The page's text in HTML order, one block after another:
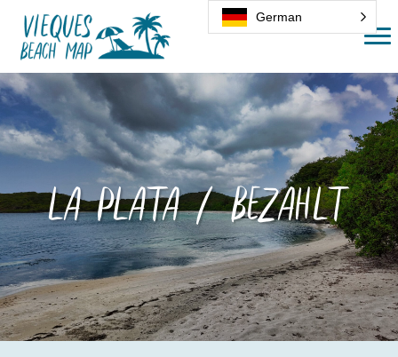
La Plata / Bezahlt
German